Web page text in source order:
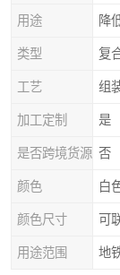
用途 降
类型 复
工艺 组
加工定制 是
是否跨境货源 否
颜色 白
颜色尺寸 可
用途范围 地